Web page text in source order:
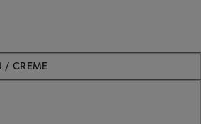
/ CREME